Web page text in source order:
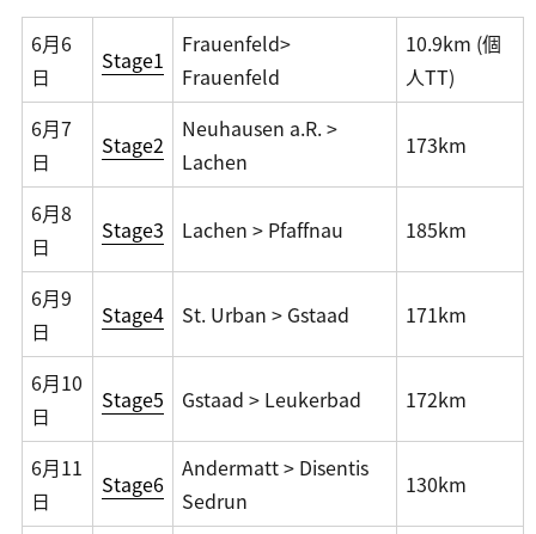
6月6
日
Stage1
Frauenfeld>
Frauenfeld
10.9km (個
人TT)
6月7
日
Stage2
Neuhausen a.R. >
Lachen
173km
6月8
日
Stage3 Lachen > Pfaffnau 185km
6月9
日
Stage4 St. Urban > Gstaad 171km
6月10
日
Stage5 Gstaad > Leukerbad 172km
6月11
日
Stage6
Andermatt > Disentis
Sedrun
130km